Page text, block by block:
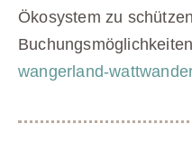
Ökosystem zu
wangerland-